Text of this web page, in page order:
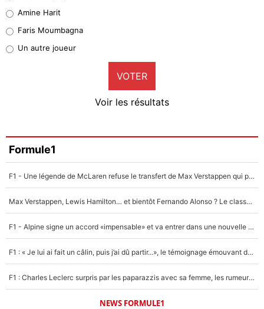
1%
9%
Faris Moumbagna
4%
Un autre joueur
5%
Amine Harit
Faris Moumbagna
Un autre joueur
VOTER
Voir les résultats
Formule1
F1 - Une légende de McLaren refuse le transfert de Max Verstappen qui pourrait «faire des vagues» et plomber l'ambiance dans l'équipe
Max Verstappen, Lewis Hamilton… et bientôt Fernando Alonso ? Le classement des pilotes les mieux payés en Formule 1 risque de changer !
F1 - Alpine signe un accord «impensable» et va entrer dans une nouvelle dimension : Grande nouvelle pour Pierre Gasly !
F1 : « Je lui ai fait un câlin, puis j’ai dû partir...», le témoignage émouvant de Max Verstappen sur sa fille
F1 : Charles Leclerc surpris par les paparazzis avec sa femme, les rumeurs étaient vraies !
NEWS FORMULE1